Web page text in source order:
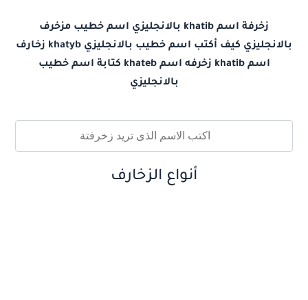
زخرفة اسم khatib بالانجليزي اسم خطيب مزخرف
بالانجليزي كيف أكتب اسم خطيب بالانجليزي khatyb زخارف
اسم khatib زخرفه اسم khateb كتابة اسم خطيب
بالانجليزي
أنواع الزخارف